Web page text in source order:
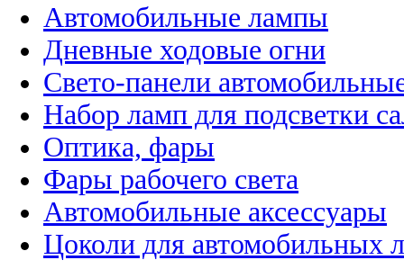
Автомобильные лампы
Дневные ходовые огни
Свето-панели
Набор ламп для подсветки
Оптика, фары
Фары рабочего света
Автомобильные аксессуары
Цоколи для автомобильных